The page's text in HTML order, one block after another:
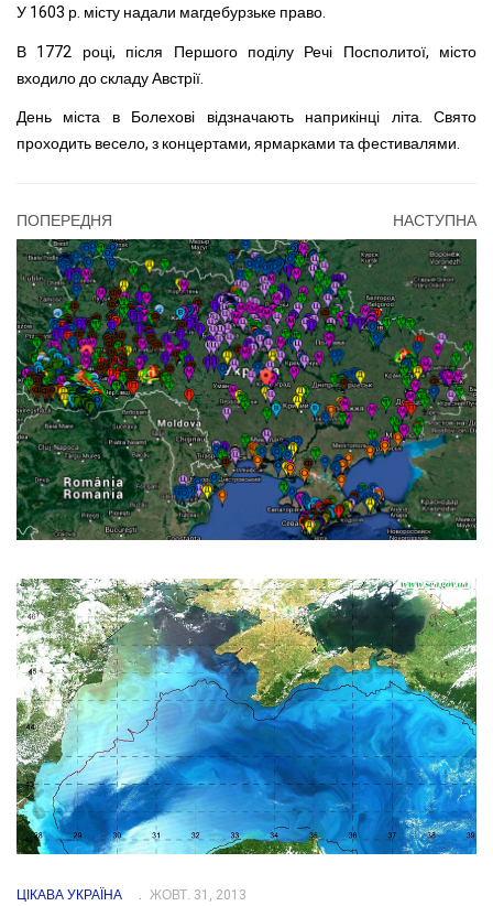
У 1603 р. місту надали магдебурзьке право.
В 1772 році, після Першого поділу Речі Посполитої, місто
входило до складу Австрії.
День міста в Болехові відзначають наприкінці літа. Свято
проходить весело, з концертами, ярмарками та фестивалями.
ПОПЕРЕДНЯ НАСТУПНА
ЦІКАВА УКРАЇНА ЖОВТ. 31, 2013